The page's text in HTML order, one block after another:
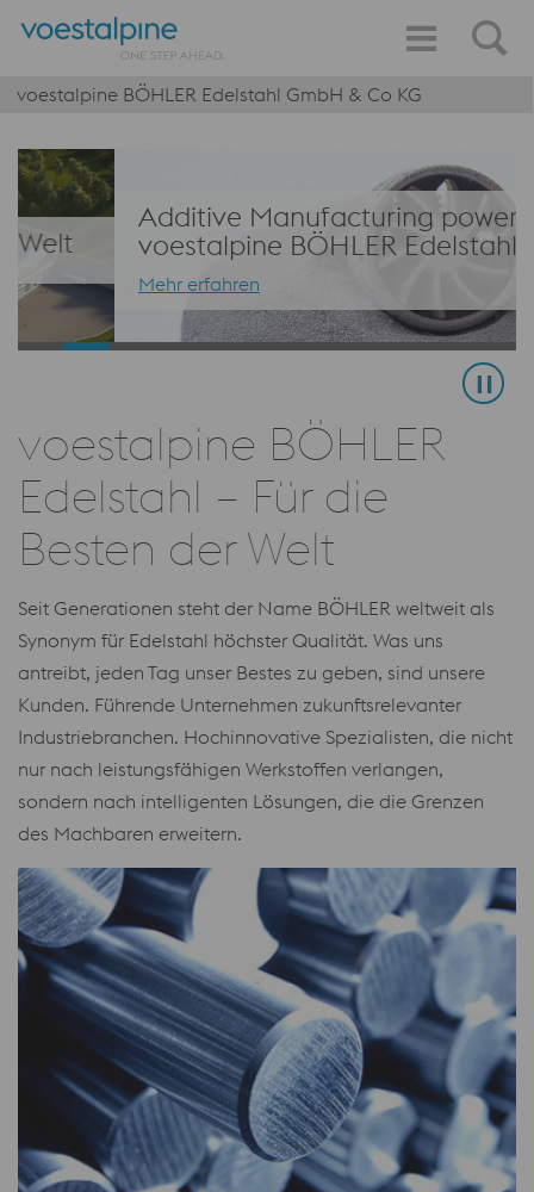
voestalpine BÖHLER Edelstahl GmbH & Co KG
Additive Manufacturing powered by
voestalpine BÖHLER Edelstahl
Mehr erfahren
voestalpine BÖHLER
Edelstahl – Für die
Besten der Welt
Seit Generationen steht der Name BÖHLER weltweit als
Synonym für Edelstahl höchster Qualität. Was uns
antreibt, jeden Tag unser Bestes zu geben, sind unsere
Kunden. Führende Unternehmen zukunftsrelevanter
Industriebranchen. Hochinnovative Spezialisten, die nicht
nur nach leistungsfähigen Werkstoffen verlangen,
sondern nach intelligenten Lösungen, die die Grenzen
des Machbaren erweitern.